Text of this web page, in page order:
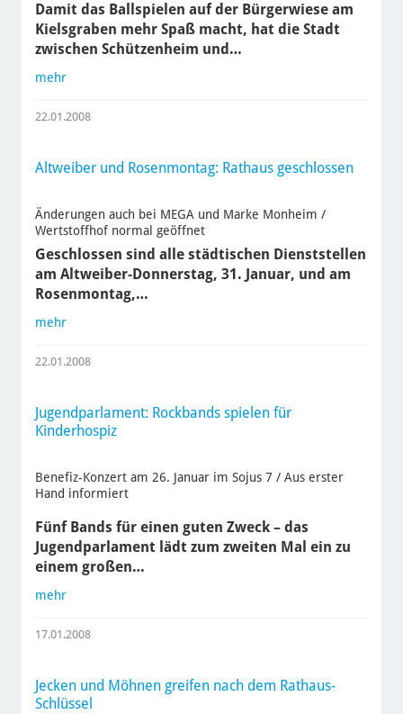
Damit das Ballspielen auf der Bürgerwiese am
Kielsgraben mehr Spaß macht, hat die Stadt
zwischen Schützenheim und…
mehr
22.01.2008
Altweiber und Rosenmontag: Rathaus geschlossen
Änderungen auch bei MEGA und Marke Monheim /
Wertstoffhof normal geöffnet
Geschlossen sind alle städtischen Dienststellen
am Altweiber-Donnerstag, 31. Januar, und am
Rosenmontag,…
mehr
22.01.2008
Jugendparlament: Rockbands spielen für
Kinderhospiz
Benefiz-Konzert am 26. Januar im Sojus 7 / Aus erster
Hand informiert
Fünf Bands für einen guten Zweck – das
Jugendparlament lädt zum zweiten Mal ein zu
einem großen…
mehr
17.01.2008
Jecken und Möhnen greifen nach dem Rathaus-
Schlüssel